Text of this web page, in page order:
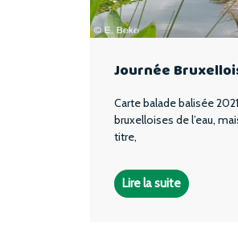
Journée
Carte balade balisée
bruxelloises de l’eau,
titre,
Lire la suite